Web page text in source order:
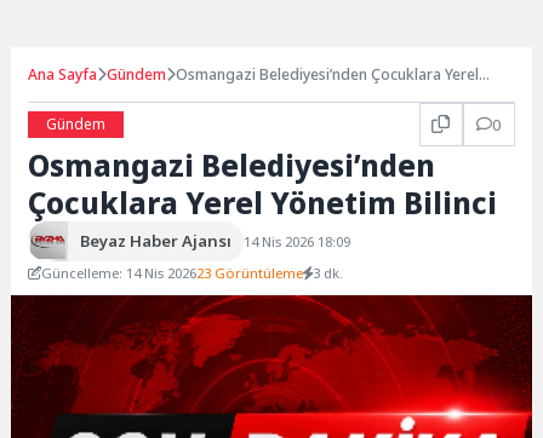
Ana Sayfa Gündem Osmangazi Belediyesi’nden Çocuklara Yerel
Gündem
0
Osmangazi Belediyesi’nden
Çocuklara Yerel Yönetim Bilinci
Beyaz Haber Ajansı
14 Nis 2026 18:09
Güncelleme: 14 Nis 202623 Görüntüleme 3 dk.